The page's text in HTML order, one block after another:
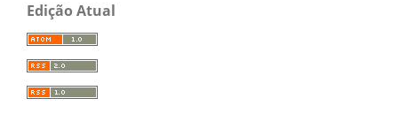
Edição Atual